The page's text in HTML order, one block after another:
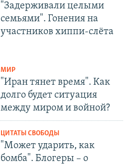
"Задерживали целыми
семьями". Гонения на
участников хиппи-слёта
МИР
"Иран тянет время". Как
долго будет ситуация
между миром и войной?
ЦИТАТЫ СВОБОДЫ
"Может ударить, как
бомба". Блогеры – о